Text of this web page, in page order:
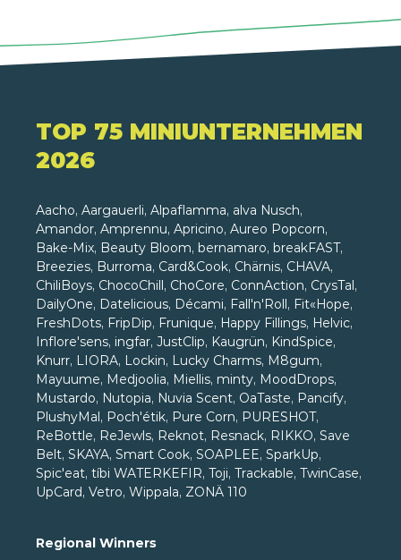
TOP 75 MINIUNTERNEHMEN
2026
Aacho, Aargauerli, Alpaflamma, alva Nusch,
Amandor, Amprennu, Apricino, Aureo Popcorn,
Bake-Mix, Beauty Bloom, bernamaro, breakFAST,
Breezies, Burroma, Card&Cook, Chärnis, CHAVA,
ChiliBoys, ChocoChill, ChoCore, ConnAction, CrysTal,
DailyOne, Datelicious, Décami, Fall'n'Roll, Fit«Hope,
FreshDots, FripDip, Frunique, Happy Fillings, Helvic,
Inflore'sens, ingfar, JustClip, Kaugrün, KindSpice,
Knurr, LIORA, Lockin, Lucky Charms, M8gum,
Mayuume, Medjoolia, Miellis, minty, MoodDrops,
Mustardo, Nutopia, Nuvia Scent, OaTaste, Pancify,
PlushyMal, Poch'étik, Pure Corn, PURESHOT,
ReBottle, ReJewls, Reknot, Resnack, RIKKO, Save
Belt, SKAYA, Smart Cook, SOAPLEE, SparkUp,
Spic'eat, tíbi WATERKEFIR, Toji, Trackable, TwinCase,
UpCard, Vetro, Wippala, ZONÄ 110
Regional Winners